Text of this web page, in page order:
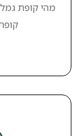
מהי קופת